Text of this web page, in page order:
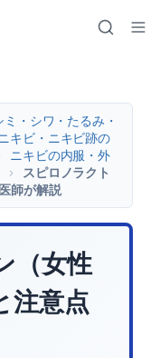
・シワ・たるみ・
キビ・ニキビ跡の
ニキビの内服・外
>
スピロノラクト
師が解説
（女性
注意点